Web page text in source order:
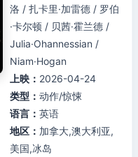
洛 / 扎卡里·加雷德 / 罗伯
·卡尔顿 / 贝茜·霍兰德 /
Julia·Ohannessian /
Niam·Hogan
上映： 2026-04-24
类型： 动作/惊悚
语言： 英语
地区： 加拿大,澳大利亚,
美国,冰岛